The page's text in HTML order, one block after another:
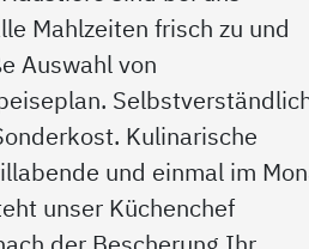
Mahlzeiten frisch zu und
Auswahl von
Kulinarische
und einmal im
unser Küchenchef